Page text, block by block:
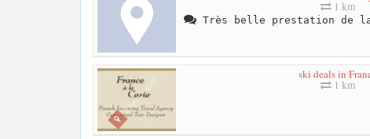
1 km
Très belle prestation de
ski deals in
1 km